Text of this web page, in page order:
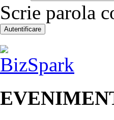
Scrie parola